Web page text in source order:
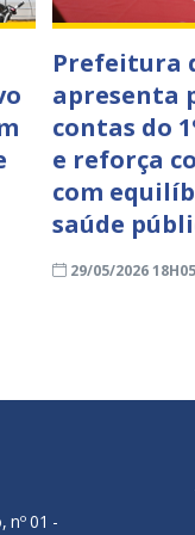
Prefeitura
apresenta
contas do
e reforça
com
saúde
29/05/2026 18H05
nº 01 -